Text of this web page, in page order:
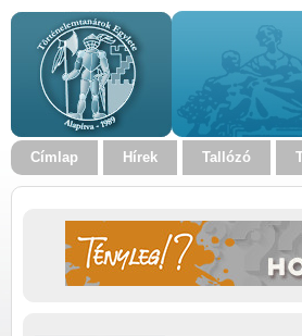
Címlap Hírek Tallózó